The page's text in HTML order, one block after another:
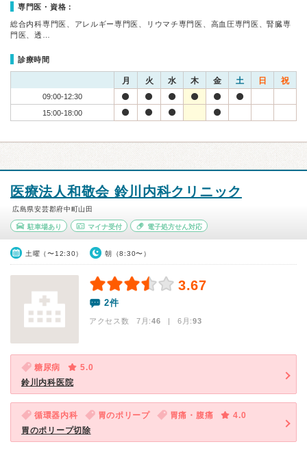
専門医・資格：
総合内科専門医、アレルギー専門医、リウマチ専門医、高血圧専門医、腎臓専
門医、透…
診療時間
月 火 水 木 金 土 日 祝
09:00-12:30
15:00-18:00
医療法人和敬会 鈴川内科クリニック
広島県安芸郡府中町山田
駐車場あり マイナ受付 電子処方せん対応
土曜（〜12:30） 朝（8:30〜）
3.67
2件
アクセス数 7月:46 | 6月:93
糖尿病
5.0
鈴川内科医院
循環器内科 胃のポリープ 胃痛・腹痛
4.0
胃のポリープ切除